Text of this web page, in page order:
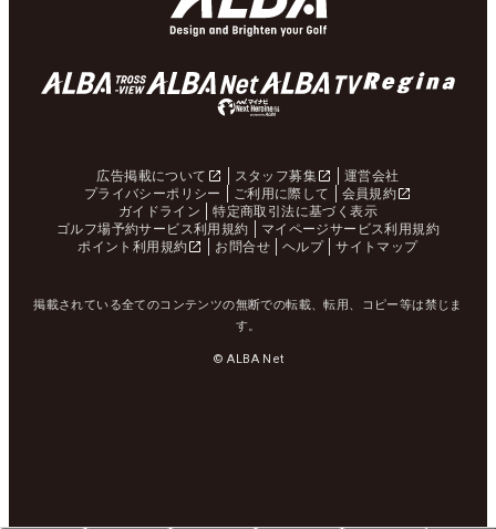
広告掲載について スタッフ募集
運営会社
プライバシーポリシー
ご利用に際して
会員規約
ガイドライン
特定商取引法に基づく表示
ゴルフ場予約サービス利用規約
マイページサービス利用規約
ポイント利用規約
お問合せ ヘルプ サイトマップ
掲載されている全てのコンテンツの無断での転載、転用、コピー等は禁じま
す。
© ALBA Net